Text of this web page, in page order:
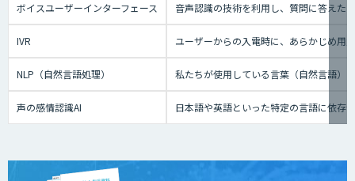
ボイスユーザーインターフェース 音声認識の技術を利用し、質問に答えた
IVR ユーザーからの入電時に、あらかじめ用
NLP（自然言語処理） 私たちが使用している言葉（自然言語）
声の感情認識AI 日本語や英語といった特定の言語に依存